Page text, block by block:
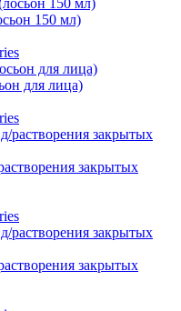
150 мл)
для лица)
закрытых
закрытых